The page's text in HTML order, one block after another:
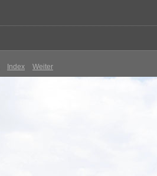
Index Weiter